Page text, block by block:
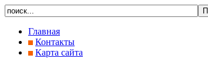
Главная
Контакты
Карта сайта